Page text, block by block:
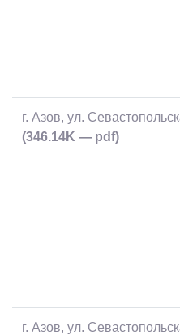
г. Азов, ул.
(346.14K — pdf)
г. Азов, ул.